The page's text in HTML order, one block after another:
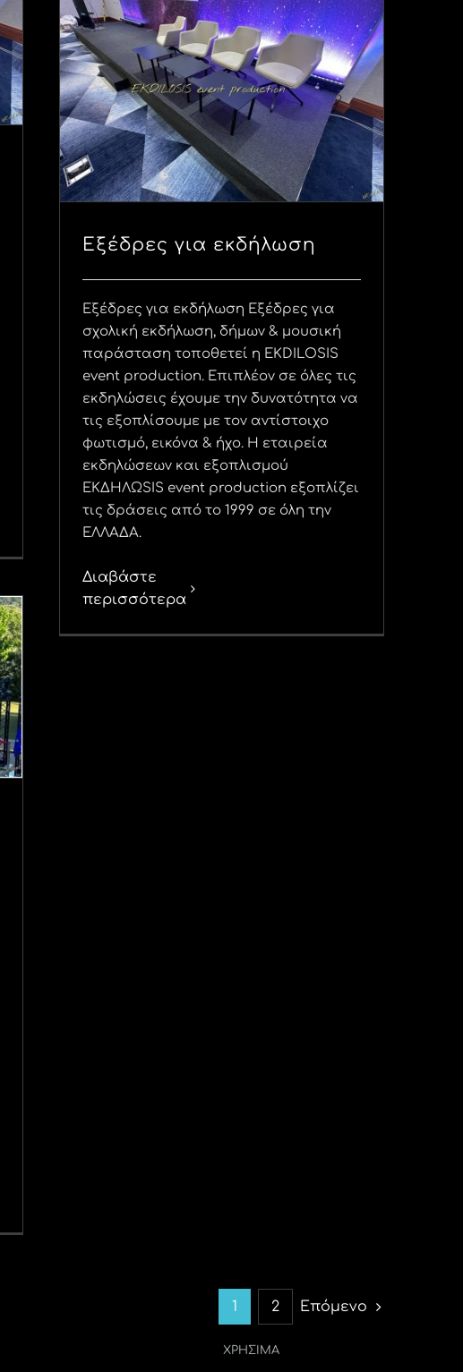
Εξέδρες για εκδήλωση
Εξέδρες για εκδήλωση Εξέδρες για
σχολική εκδήλωση, δήμων & μουσική
παράσταση τοποθετεί η EKDILOSIS
event production. Επιπλέον σε όλες τις
εκδηλώσεις έχουμε την δυνατότητα να
τις εξοπλίσουμε με τον αντίστοιχο
φωτισμό, εικόνα & ήχο. Η εταιρεία
εκδηλώσεων και εξοπλισμού
ΕΚΔΗΛΩSIS event production εξοπλίζει
τις δράσεις από το 1999 σε όλη την
ΕΛΛΑΔΑ.
Διαβάστε
περισσότερα
1 2 Επόμενο
ΧΡΗΣΙΜΑ